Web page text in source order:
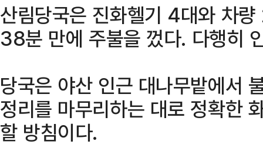
산림당국은 진화헬기 4대와 차
38분 만에 주불을 껐다. 다행히
당국은 야산 인근 대나무밭에서
정리를 마무리하는 대로 정확한
할 방침이다.